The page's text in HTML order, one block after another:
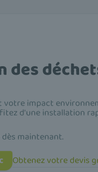
des
votre impact
d'une installation
maintenant.
Obtenez votre devis